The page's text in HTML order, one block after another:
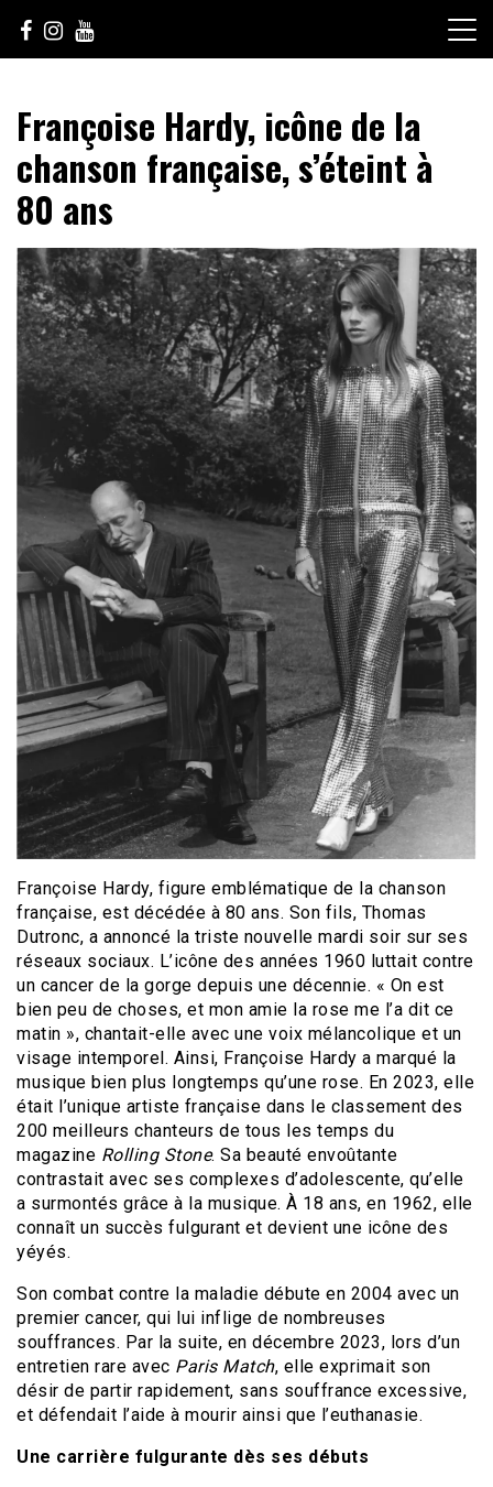
content
sunuculture
Françoise Hardy, icône de la
chanson française, s’éteint à
80 ans
Françoise Hardy, figure emblématique de la chanson
française, est décédée à 80 ans. Son fils, Thomas
Dutronc, a annoncé la triste nouvelle mardi soir sur ses
réseaux sociaux. L’icône des années 1960 luttait contre
un cancer de la gorge depuis une décennie. « On est
bien peu de choses, et mon amie la rose me l’a dit ce
matin », chantait-elle avec une voix mélancolique et un
visage intemporel. Ainsi, Françoise Hardy a marqué la
musique bien plus longtemps qu’une rose. En 2023, elle
était l’unique artiste française dans le classement des
200 meilleurs chanteurs de tous les temps du
magazine Rolling Stone. Sa beauté envoûtante
contrastait avec ses complexes d’adolescente, qu’elle
a surmontés grâce à la musique. À 18 ans, en 1962, elle
connaît un succès fulgurant et devient une icône des
yéyés.
Son combat contre la maladie débute en 2004 avec un
premier cancer, qui lui inflige de nombreuses
souffrances. Par la suite, en décembre 2023, lors d’un
entretien rare avec Paris Match, elle exprimait son
désir de partir rapidement, sans souffrance excessive,
et défendait l’aide à mourir ainsi que l’euthanasie.
Une carrière fulgurante dès ses débuts